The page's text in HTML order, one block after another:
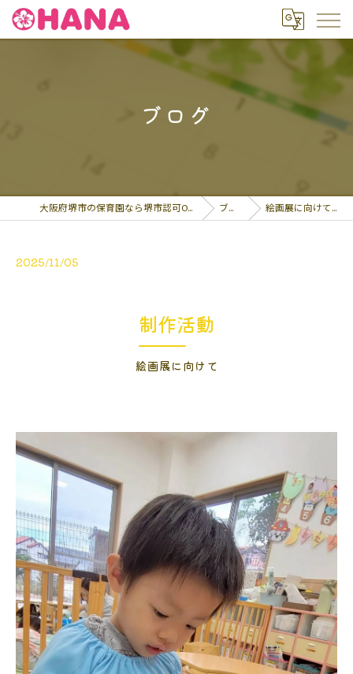
ブログ
大阪府堺市の保育園なら堺市認可OHANA保育園 ブログ 絵画展に向けて11月2…
2025/11/05
制作活動
絵画展に向けて